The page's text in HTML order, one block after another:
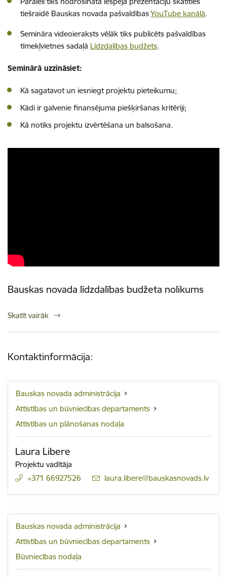
tiešraidē Bauskas novada pašvaldībasYouTube kanālā.
Semināra videoieraksts vēlāk tiks publicēts pašvaldības
tīmekļvietnes sadaļā Līdzdalības budžets.
Seminārā uzzināsiet:
Kā sagatavot un iesniegt projektu pieteikumu;
Kādi ir galvenie finansējuma piešķiršanas kritēriji;
Kā notiks projektu izvērtēšana un balsošana.
Bauskas novada līdzdalības budžeta nolikums
Skatīt vairāk
Kontaktinformācija:
Bauskas novada administrācija
Attīstības un būvniecības departaments
Attīstības un plānošanas nodaļa
Laura Libere
Projektu vadītāja
+371 66927526
E-pasts:
laura.libere@bauskasnovads.lv
Bauskas novada administrācija
Attīstības un būvniecības departaments
Būvniecības nodaļa